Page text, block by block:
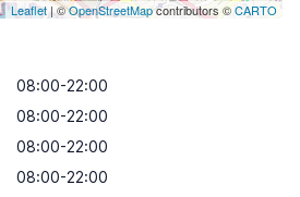
Leaflet| ©OpenStreetMapcontributors ©CARTO
08:00-22:00
08:00-22:00
08:00-22:00
08:00-22:00